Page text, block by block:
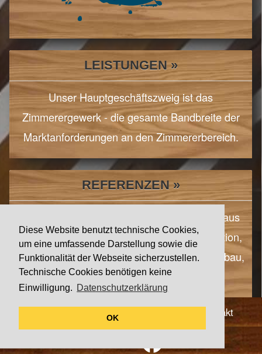
Diese Website benutzt technische Cookies,
um eine umfassende Darstellung sowie die
Funktionalität der Webseite sicherzustellen.
Technische Cookies benötigen keine
Einwilligung. Datenschutzerklärung
OK
LEISTUNGEN »
Unser Hauptgeschäftszweig ist das
Zimmerergewerk - die gesamte Bandbreite der
Marktanforderungen an den Zimmererbereich.
REFERENZEN »
Besondere Bauvorhaben der letzten Jahre aus
den Bereichen Zimmererarbeiten, Restauration,
Sanierung/Rekonstruktion, Neubau, Trockenbau,
Dachdeckerarbeiten, Einblasdämmung
Impressum Kontakt